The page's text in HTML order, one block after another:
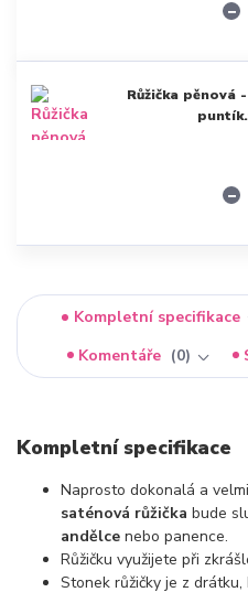
Růžička pěnová
Kompletní specifikace
Komentáře
0
Kompletní specifikace
Naprosto dokonalá a velmi
saténová růžička bude
andělce nebo panence.
Růžičku využijete při
Stonek růžičky je z